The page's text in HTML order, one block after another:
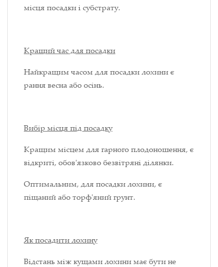
місця посадки і субстрату.
Кращий час для посадки
Найкращим часом для посадки лохини є
рання весна або осінь.
Вибір місця під посадку
Кращим місцем для гарного плодоношення, є
відкриті, обов'язково безвітряні ділянки.
Оптимальним, для посадки лохини, є
піщаний або торф'яний грунт.
Як посадити лохину
Відстань між кущами лохини має бути не